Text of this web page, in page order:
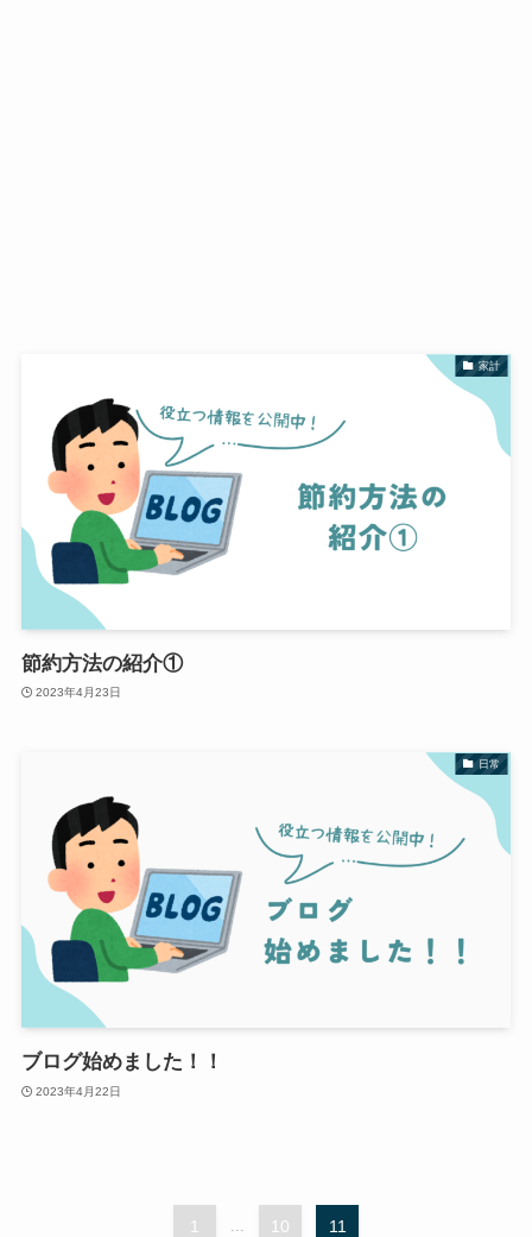
家計
節約方法の紹介①
2023年4月23日
日常
ブログ始めました！！
2023年4月22日
1 ... 10 11